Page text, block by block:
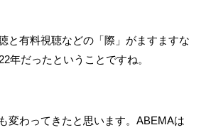
と有料視聴などの「際」がますますな
年だったということですね。
変わってきたと思います。ABEMAは